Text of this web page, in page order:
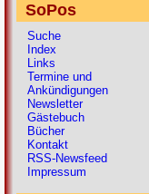
SoPos
Suche
Index
Links
Termine und
Ankündigungen
Newsletter
Gästebuch
Bücher
Kontakt
RSS-Newsfeed
Impressum